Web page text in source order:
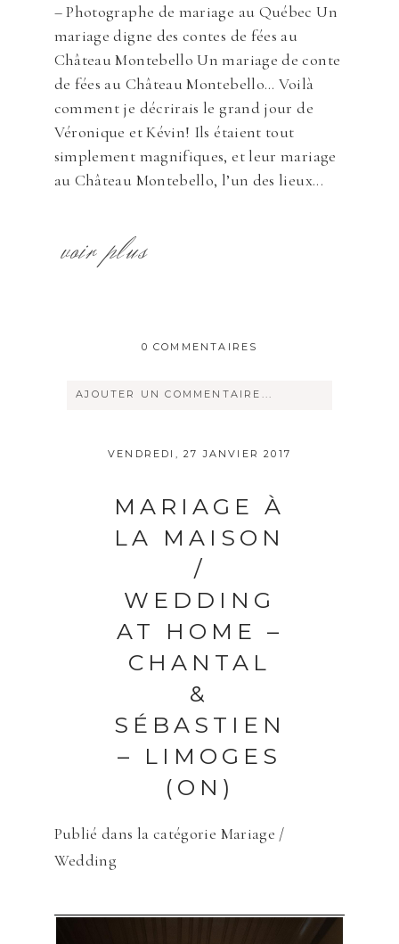
– Photographe de mariage au Québec Un
mariage digne des contes de fées au
Château Montebello Un mariage de conte
de fées au Château Montebello… Voilà
comment je décrirais le grand jour de
Véronique et Kévin! Ils étaient tout
simplement magnifiques, et leur mariage
au Château Montebello, l’un des lieux...
voir plus
0 COMMENTAIRES
AJOUTER UN COMMENTAIRE...
publique Obligatoire *
Save my name, email, and website in
this browser for the next time I
ENVOYER
VENDREDI, 27 JANVIER 2017
MARIAGE À
LA MAISON
/
WEDDING
AT HOME –
CHANTAL
&
SÉBASTIEN
– LIMOGES
(ON)
Publié dans la catégorie Mariage /
Wedding